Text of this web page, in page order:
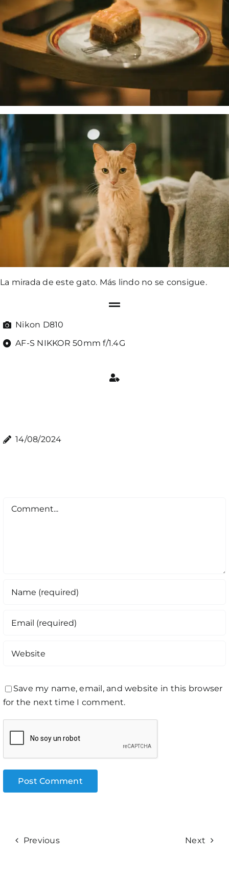
La mirada de este gato. Más lindo no se consigue.
Nikon D810
AF-S NIKKOR 50mm f/1.4G
14/08/2024
Comment
Save my name, email, and website in this browser
for the next time I comment.
Previous Next